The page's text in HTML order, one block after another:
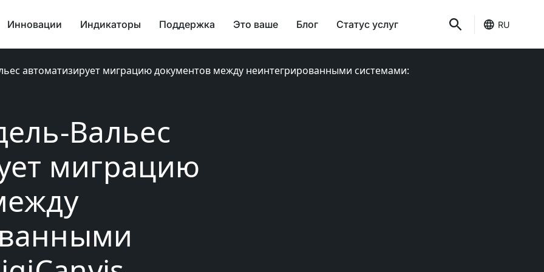
Инновации Индикаторы Поддержка Это ваше Блог Статус услуг RU
автоматизирует миграцию документов между неинтегрированными системами:
Вальес
миграцию